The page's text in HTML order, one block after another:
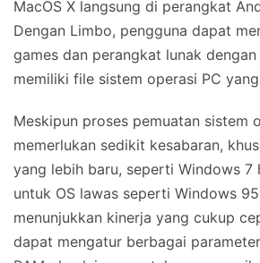
MacOS X langsung di perangkat
Dengan Limbo, pengguna dapat
games dan perangkat lunak dengan
memiliki file sistem operasi PC
Meskipun proses pemuatan sistem
memerlukan sedikit kesabaran,
yang lebih baru, seperti Windows 7
untuk OS lawas seperti Windows
menunjukkan kinerja yang cukup
dapat mengatur berbagai